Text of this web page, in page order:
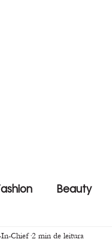
Beauty
Chief 2 min de leitura